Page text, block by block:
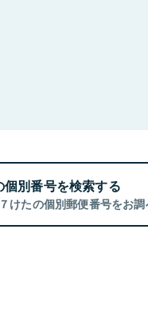
個別番号を検索する
けたの個別郵便番号をお調